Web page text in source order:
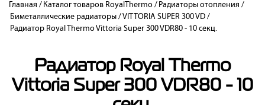
Производство
Партнерство
Главная / Каталог товаров RoyalThermo / Радиаторы отопления /
Биметаллические радиаторы /VITTORIA SUPER 300 VD /
Радиатор Royal Thermo Vittoria Super 300 VDR80 - 10 секц.
Радиатор Royal Thermo
Vittoria Super 300 VDR80 - 10